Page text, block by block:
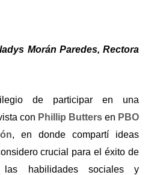
Morán Paredes, Rectora
de participar en una
con Phillip Butters en PBO
, en donde compartí ideas
crucial para el éxito de
las habilidades sociales y